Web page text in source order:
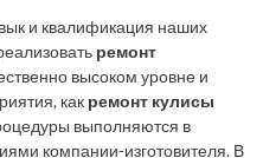
и квалификация наших
ремонт
высоком уровне и
как ремонт кулисы
выполняются в
компании-изготовителя. В